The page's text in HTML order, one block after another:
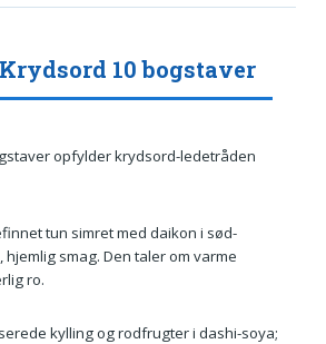
10 bogstaver
opfylder krydsord-ledetråden
tun simret med daikon i sød-
smag. Den taler om varme
ro.
kylling og rodfrugter i dashi-soya;